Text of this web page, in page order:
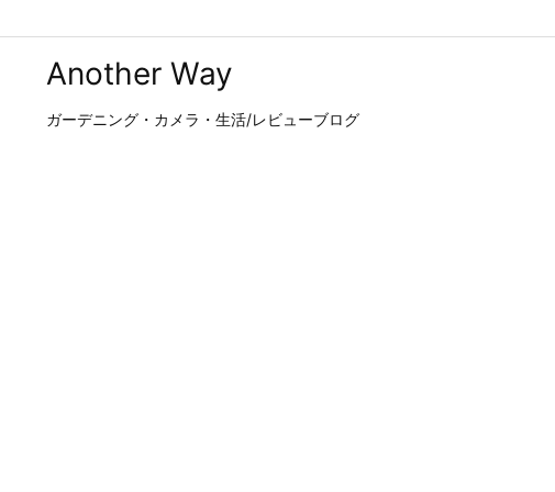
Another Way
ガーデニング・カメラ・生活/レビューブログ